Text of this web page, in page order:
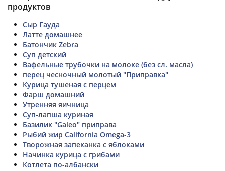
продуктов
Сыр Гауда
Латте домашнее
Батончик Zebra
Суп детский
Вафельные трубочки на молоке (без сл. масла)
перец чесночный молотый "Приправка"
Курица тушеная с перцем
Фарш домашний
Утренняя яичница
Суп-лапша куриная
Базилик "Galeo" приправа
Рыбий жир California Omega-3
Творожная запеканка с яблоками
Начинка курица с грибами
Котлета по-албански